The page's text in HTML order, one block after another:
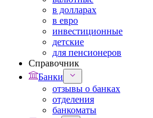
в долларах
в евро
инвестиционные
детские
для пенсионеров
Справочник
Банки
отзывы о банках
отделения
банкоматы